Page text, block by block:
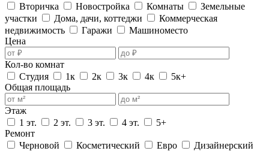
Вторичка
Новостройка Комнаты
Земельные
участки
Дома, дачи, коттеджи
Коммерческая
недвижимость
Гаражи
Машиноместо
Цена
Кол-во комнат
Студия
1к 2к 3к 4к
5к+
Общая площадь
Этаж
1 эт.
2 эт. 3 эт. 4 эт.
5+
Ремонт
Черновой
Косметический Евро
Дизайнерский